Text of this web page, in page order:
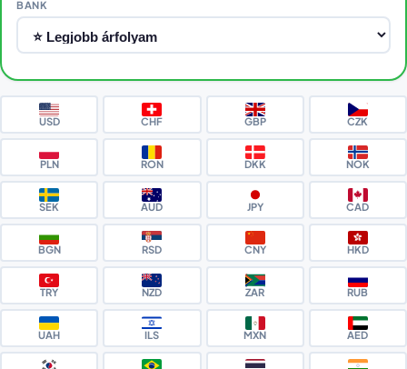
BANK
USD CHF GBP CZK
PLN RON DKK NOK
SEK AUD JPY CAD
BGN RSD CNY HKD
TRY NZD ZAR RUB
UAH ILS MXN AED